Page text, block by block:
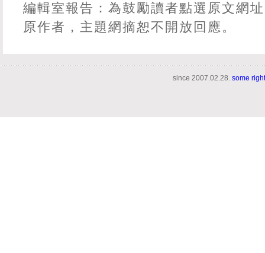
編輯室報告：為鼓勵讀者點選原文網
原作者，主題網摘恕不開放回應。
since 2007.02.28. some